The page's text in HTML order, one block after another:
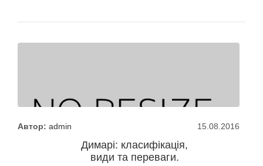
15.08.2016
Автор: admin
Димарі: класифікація,
види та переваги.